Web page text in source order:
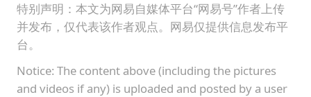
特别声明：本文为网易自媒体平台“网易号”作者上传
并发布，仅代表该作者观点。网易仅提供信息发布平
台。
Notice: The content above (including the pictures
and videos if any) is uploaded and posted by a user